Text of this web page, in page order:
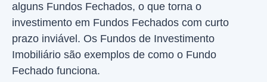
alguns Fundos Fechados, o que torna o
investimento em Fundos Fechados com curto
prazo inviável. Os Fundos de Investimento
Imobiliário são exemplos de como o Fundo
Fechado funciona.